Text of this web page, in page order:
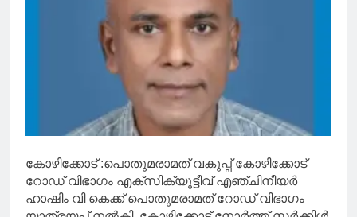
കോഴിക്കോട് :പൊതുമരാമത് വകുപ്പ് കോഴിക്കോട്
റോഡ് വിഭാഗം എക്സിക്യൂട്ടീവ് എഞ്ചിനീയർ
ഹാഷിം വി കെക്ക് പൊതുമരാമത് റോഡ് വിഭാഗം